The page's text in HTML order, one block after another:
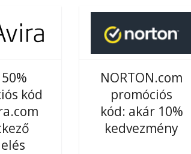
kód
NORTON.com
promóciós
kód: akár 10%
kedvezmény